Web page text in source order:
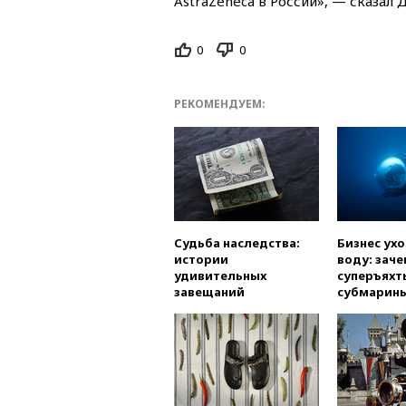
0 0
РЕКОМЕНДУЕМ:
Судьба наследства:
истории
удивительных
завещаний
Бизнес
воду: